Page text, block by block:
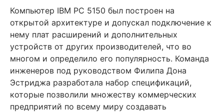
Компьютер IBM PC 5150 был построен на
открытой архитектуре и допускал подключение к
нему плат расширений и дополнительных
устройств от других производителей, что во
многом и определило его популярность. Команда
инженеров под руководством Филипа Дона
Эстриджа разработала набор спецификаций,
которые позволили множеству коммерческих
предприятий по всему миру создавать